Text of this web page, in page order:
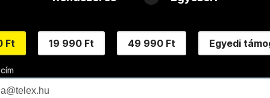
Ft 19 990 Ft 49 990 Ft Egyedi